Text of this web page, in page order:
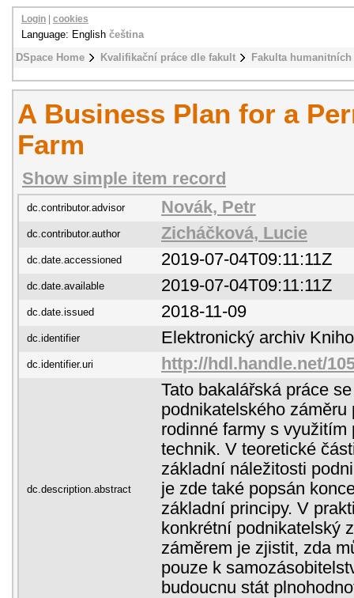
DSpace Home Kvalifikační práce dle fakult Fakulta
Login cookies
Language: English čeština
A Business Plan for a
Farm
Show simple item record
dc.contributor.advisor Novák, Petr
dc.contributor.author Zicháčková, Lucie
dc.date.accessioned 2019-07-04T09:11:11Z
dc.date.available 2019-07-04T09:11:11Z
dc.date.issued 2018-11-09
dc.identifier Elektronický archiv
dc.identifier.uri http://hdl.handle.net/
dc.description.abstract
Tato bakalářská práce
podnikatelského
rodinné farmy s využitím
technik. V teoretické
základní náležitosti
je zde také popsán
základní principy. V
konkrétní podnikatelský
záměrem je zjistit, zda
pouze k
budoucnu stát